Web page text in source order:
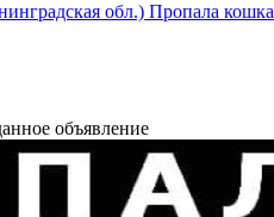
обл.) Пропала кошка
объявление